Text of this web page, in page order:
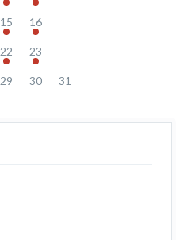
15 16
22 23
29 30 31